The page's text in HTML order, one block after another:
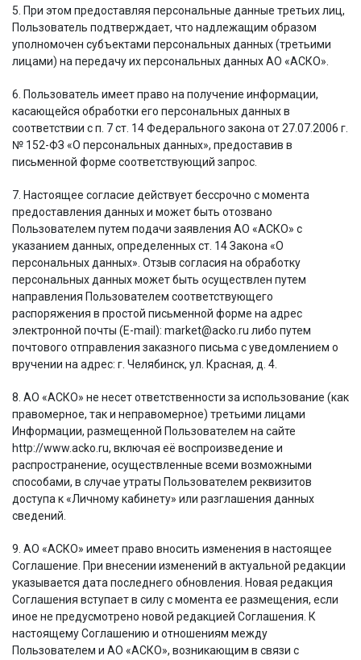
5. При этом предоставляя персональные данные третьих лиц,
Пользователь подтверждает, что надлежащим образом
уполномочен субъектами персональных данных (третьими
лицами) на передачу их персональных данных АО «АСКО».
6. Пользователь имеет право на получение информации,
касающейся обработки его персональных данных в
соответствии с п. 7 ст. 14 Федерального закона от 27.07.2006 г.
№ 152-ФЗ «О персональных данных», предоставив в
письменной форме соответствующий запрос.
7. Настоящее согласие действует бессрочно с момента
предоставления данных и может быть отозвано
Пользователем путем подачи заявления АО «АСКО» с
указанием данных, определенных ст. 14 Закона «О
персональных данных». Отзыв согласия на обработку
персональных данных может быть осуществлен путем
направления Пользователем соответствующего
распоряжения в простой письменной форме на адрес
электронной почты (E-mail): market@acko.ru либо путем
почтового отправления заказного письма с уведомлением о
вручении на адрес: г. Челябинск, ул. Красная, д. 4.
8. АО «АСКО» не несет ответственности за использование (как
правомерное, так и неправомерное) третьими лицами
Информации, размещенной Пользователем на сайте
http://www.acko.ru, включая её воспроизведение и
распространение, осуществленные всеми возможными
способами, в случае утраты Пользователем реквизитов
доступа к «Личному кабинету» или разглашения данных
сведений.
9. АО «АСКО» имеет право вносить изменения в настоящее
Соглашение. При внесении изменений в актуальной редакции
указывается дата последнего обновления. Новая редакция
Соглашения вступает в силу с момента ее размещения, если
иное не предусмотрено новой редакцией Соглашения. К
настоящему Соглашению и отношениям между
Пользователем и АО «АСКО», возникающим в связи с